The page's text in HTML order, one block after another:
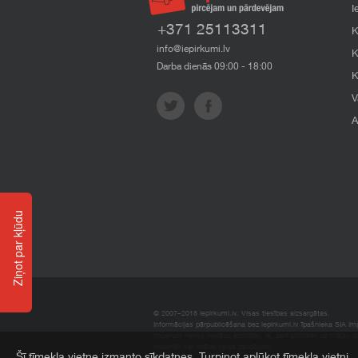
+371 25113311
info@iepirkumi.lv
Darba dienās 09:00 - 18:00
© 2007–2018 Iepirkumi.lv. Visas tiesības aizsargātas.
Informācijas pārpublicēšana bez iepirkumi.lv īpašnieka SIA
Ziņot par kļūdu